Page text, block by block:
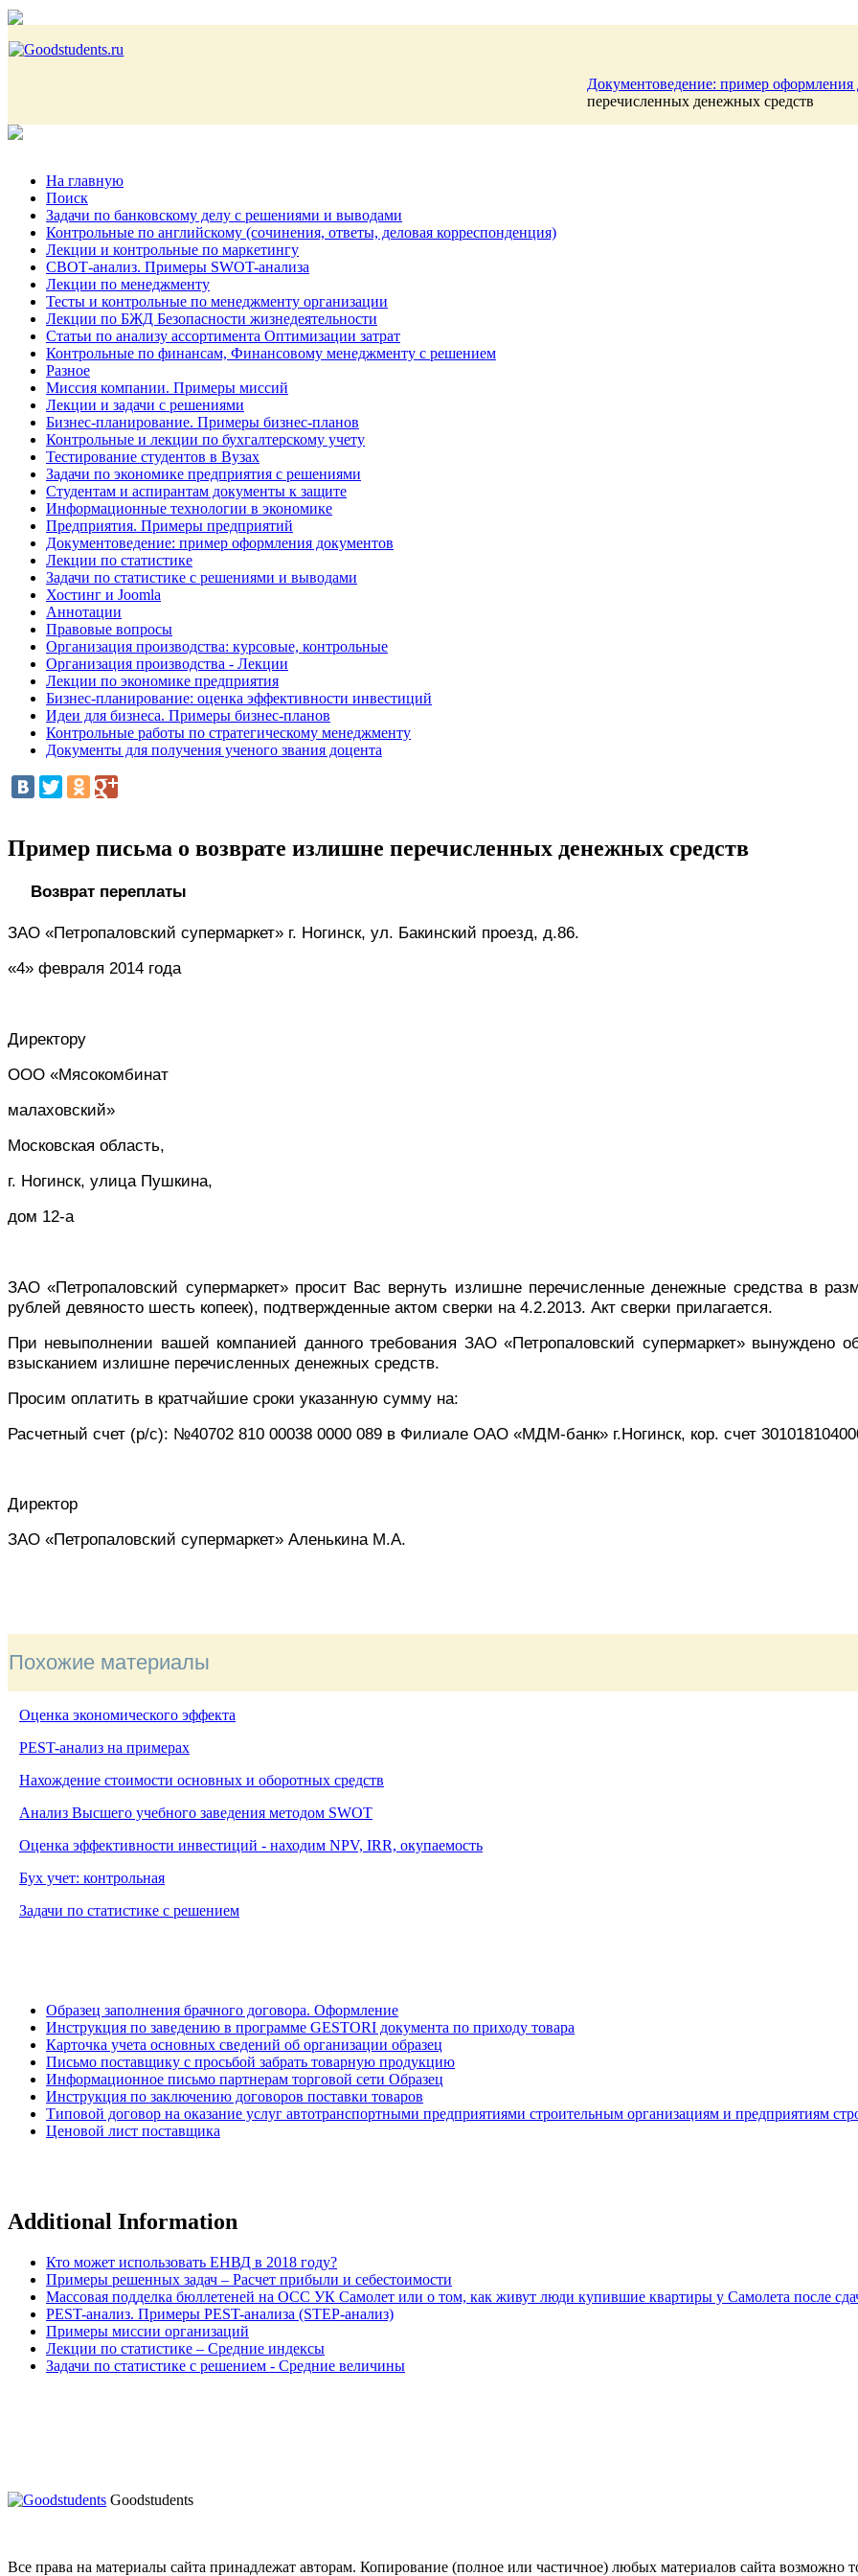
Документоведение: пример оформления
перечисленных денежных средств
На главную
Поиск
Задачи по банковскому делу с решениями и выводами
Контрольные по английскому (сочинения, ответы, деловая корреспонденция)
Лекции и контрольные по маркетингу
СВОТ-анализ. Примеры SWOT-анализа
Лекции по менеджменту
Тесты и контрольные по менеджменту организации
Лекции по БЖД Безопасности жизнедеятельности
Статьи по анализу ассортимента Оптимизации затрат
Контрольные по финансам, Финансовому менеджменту с решением
Разное
Миссия компании. Примеры миссий
Лекции и задачи с решениями
Бизнес-планирование. Примеры бизнес-планов
Контрольные и лекции по бухгалтерскому учету
Тестирование студентов в Вузах
Задачи по экономике предприятия с решениями
Студентам и аспирантам документы к защите
Информационные технологии в экономике
Предприятия. Примеры предприятий
Документоведение: пример оформления документов
Лекции по статистике
Задачи по статистике с решениями и выводами
Хостинг и Joomla
Аннотации
Правовые вопросы
Организация производства: курсовые, контрольные
Организация производства - Лекции
Лекции по экономике предприятия
Бизнес-планирование: оценка эффективности инвестиций
Идеи для бизнеса. Примеры бизнес-планов
Контрольные работы по стратегическому менеджменту
Документы для получения ученого звания доцента
Пример письма о возврате излишне перечисленных денежных средств
Возврат переплаты
ЗАО «Петропаловский супермаркет» г. Ногинск, ул. Бакинский проезд, д.86.
«4» февраля 2014 года
Директору
ООО «Мясокомбинат
малаховский»
Московская область,
г. Ногинск, улица Пушкина,
дом 12-а
ЗАО «Петропаловский супермаркет» просит Вас вернуть излишне перечисленные денежные средства в
рублей девяносто шесть копеек), подтвержденные актом сверки на 4.2.2013. Акт сверки прилагается.
При невыполнении вашей компанией данного требования ЗАО «Петропаловский супермаркет» вынуждено
взысканием излишне перечисленных денежных средств.
Просим оплатить в кратчайшие сроки указанную сумму на:
Расчетный счет (р/c): №40702 810 00038 0000 089 в Филиале ОАО «МДМ-банк» г.Ногинск, кор. счет
Директор
ЗАО «Петропаловский супермаркет» Аленькина М.А.
Похожие материалы
Оценка экономического эффекта
PEST-анализ на примерах
Нахождение стоимости основных и оборотных средств
Анализ Высшего учебного заведения методом SWOT
Оценка эффективности инвестиций - находим NPV, IRR, окупаемость
Бух учет: контрольная
Задачи по статистике с решением
Образец заполнения брачного договора. Оформление
Инструкция по заведению в программе GESTORI документа по приходу товара
Карточка учета основных сведений об организации образец
Письмо поставщику с просьбой забрать товарную продукцию
Информационное письмо партнерам торговой сети Образец
Инструкция по заключению договоров поставки товаров
Типовой договор на оказание услуг автотранспортными предприятиями строительным организациям и предприятиям
Ценовой лист поставщика
Additional Information
Кто может использовать ЕНВД в 2018 году?
Примеры решенных задач – Расчет прибыли и себестоимости
Массовая подделка бюллетеней на ОСС УК Самолет или о том, как живут люди купившие квартиры у Самолета после
PEST-анализ. Примеры PEST-анализа (STEP-анализ)
Примеры миссии организаций
Лекции по статистике – Средние индексы
Задачи по статистике с решением - Средние величины
Goodstudents
Все права на материалы сайта принадлежат авторам. Копирование (полное или частичное) любых материалов сайта возможно